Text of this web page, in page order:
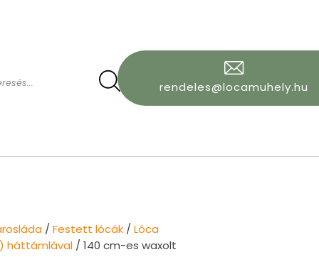
rendeles@locamuhely.hu
/ Festett lócák/ Lóca
háttámlával/ 140 cm-es waxolt